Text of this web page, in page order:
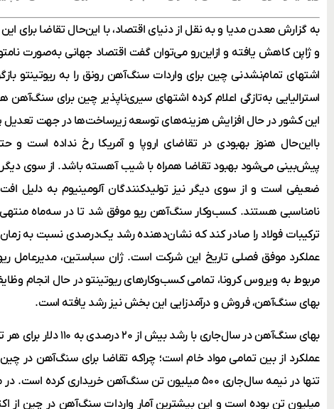
به گزارش معدن مدیا و به نقل از دنیای اقتصاد، با این‌حال تقاضا برای
و ژاپن کاهش ‌یافته و ازاین‌رو می‌توان گفت اقتصاد جهانی به‌صورت
اشتهای تمام‌نشدنی چین برای واردات سنگ‌آهن رونق را به ریوتینتو
استرالیایی به‌تازگی اعلام کرده اشتهای سیری‌ناپذیر چین برای سنگ‌آهن
این کشور در حال افزایش هزینه‌های توسعه زیرساخت‌ها در جهت تعدیل
بااین‌حال هنوز بهبودی در تقاضای اروپا و آمریکا رخ نداده است و
پیش‌بینی می‌شود بهبود تقاضا همراه با شیب آهسته باشد. از سوی دیگر
ضعیفی است و از سوی دیگر نیز تولیدکنندگان آلومینیوم به
ترکیبات فولاد را صادر کند که نشان‌دهنده رشد یک‌درصدی نسبت به
عملکرد موفق فصلی تاریخ این شرکت است. ژان سباستین، مدیرعامل
مربوط به ویروس کرونا، تمامی کسب‌وکارهای ریوتینتو در حال انجام
بهای سنگ‌آهن، فروش و درآمدزایی این بخش نیز رشد یافته است.
بهای سنگ‌آهن در سال‌جاری با
عملکرد از بین تمامی مواد خام است؛ چراکه تقاضا برای سنگ‌آهن در